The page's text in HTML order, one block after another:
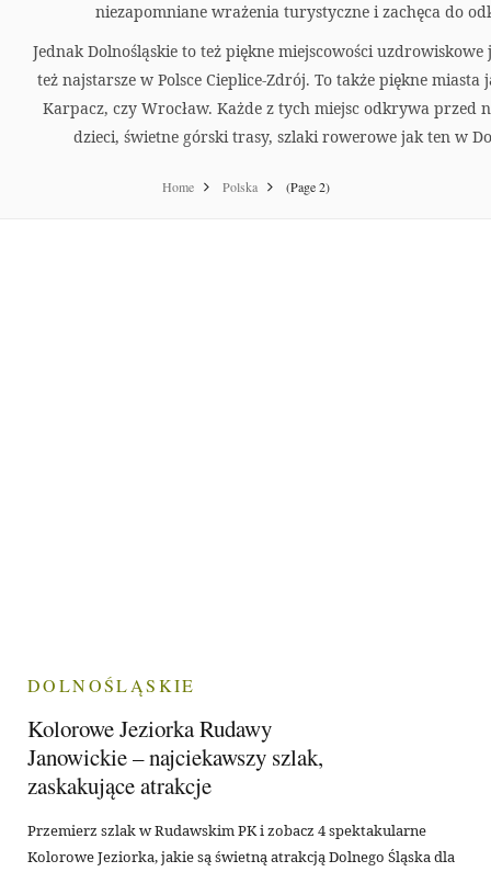
niezapomniane wrażenia turystyczne i zachęca do
Jednak Dolnośląskie to też piękne miejscowości
też najstarsze w Polsce Cieplice-Zdrój. To także piękne miasta
Karpacz, czy Wrocław. Każde z tych miejsc odkrywa przed
dzieci, świetne górski trasy, szlaki rowerowe jak ten w
Home Polska (Page 2)
DOLNOŚLĄSKIE
Kolorowe Jeziorka Rudawy
Janowickie – najciekawszy szlak,
zaskakujące atrakcje
Przemierz szlak w Rudawskim PK i zobacz 4 spektakularne
Kolorowe Jeziorka, jakie są świetną atrakcją Dolnego Śląska dla